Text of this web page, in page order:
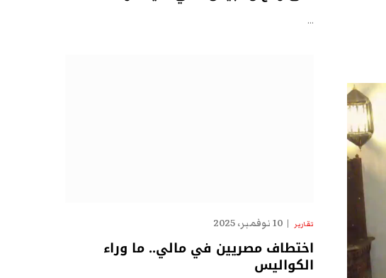
…
تقارير 10 نوفمبر، 2025
اختطاف مصريين في مالي.. ما وراء
الكواليس